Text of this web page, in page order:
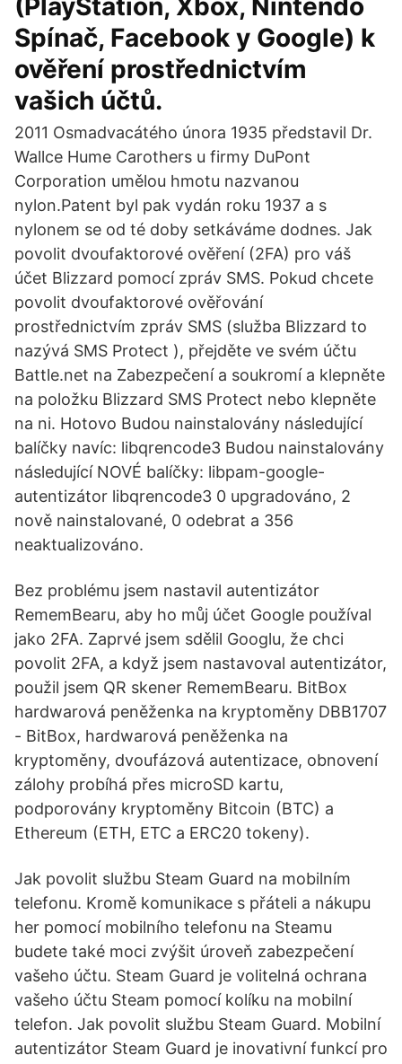
(PlayStation, Xbox, Nintendo
Spínač, Facebook y Google) k
ověření prostřednictvím
vašich účtů.
2011 Osmadvacátého února 1935 představil Dr.
Wallce Hume Carothers u firmy DuPont
Corporation umělou hmotu nazvanou
nylon.Patent byl pak vydán roku 1937 a s
nylonem se od té doby setkáváme dodnes. Jak
povolit dvoufaktorové ověření (2FA) pro váš
účet Blizzard pomocí zpráv SMS. Pokud chcete
povolit dvoufaktorové ověřování
prostřednictvím zpráv SMS (služba Blizzard to
nazývá SMS Protect ), přejděte ve svém účtu
Battle.net na Zabezpečení a soukromí a klepněte
na položku Blizzard SMS Protect nebo klepněte
na ni. Hotovo Budou nainstalovány následující
balíčky navíc: libqrencode3 Budou nainstalovány
následující NOVÉ balíčky: libpam-google-
autentizátor libqrencode3 0 upgradováno, 2
nově nainstalované, 0 odebrat a 356
neaktualizováno.
Bez problému jsem nastavil autentizátor
RememBearu, aby ho můj účet Google používal
jako 2FA. Zaprvé jsem sdělil Googlu, že chci
povolit 2FA, a když jsem nastavoval autentizátor,
použil jsem QR skener RememBearu. BitBox
hardwarová peněženka na kryptoměny DBB1707
- BitBox, hardwarová peněženka na
kryptoměny, dvoufázová autentizace, obnovení
zálohy probíhá přes microSD kartu,
podporovány kryptoměny Bitcoin (BTC) a
Ethereum (ETH, ETC a ERC20 tokeny).
Jak povolit službu Steam Guard na mobilním
telefonu. Kromě komunikace s přáteli a nákupu
her pomocí mobilního telefonu na Steamu
budete také moci zvýšit úroveň zabezpečení
vašeho účtu. Steam Guard je volitelná ochrana
vašeho účtu Steam pomocí kolíku na mobilní
telefon. Jak povolit službu Steam Guard. Mobilní
autentizátor Steam Guard je inovativní funkcí pro